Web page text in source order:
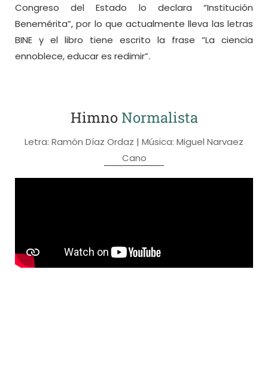
Congreso del Estado lo declara “Institución
Benemérita”, por lo que actualmente lleva las letras
BINE y el libro tiene escrito la frase “La ciencia
ennoblece, educar es redimir”.
Himno Normalista
Letra: Ramón Díaz Ordaz | Música: Miguel Narvaez
Cano